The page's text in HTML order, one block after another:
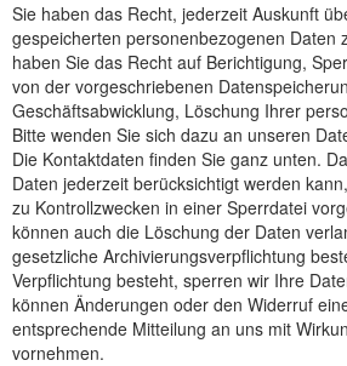
Sie haben das Recht, jederzeit Auskunft
gespeicherten personenbezogenen Daten
haben Sie das Recht auf Berichtigung,
von der vorgeschriebenen
Geschäftsabwicklung, Löschung Ihrer
Bitte wenden Sie sich dazu an unseren
Die Kontaktdaten finden Sie ganz unten.
Daten jederzeit berücksichtigt werden
zu Kontrollzwecken in einer Sperrdatei
können auch die Löschung der Daten
gesetzliche Archivierungsverpflichtung
Verpflichtung besteht, sperren wir Ihre
können Änderungen oder den Widerruf
entsprechende Mitteilung an uns mit
vornehmen.